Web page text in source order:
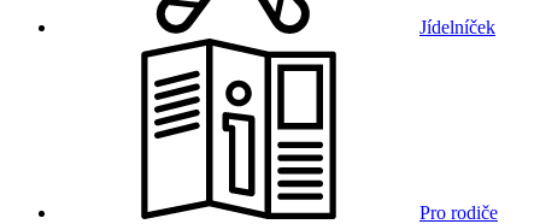
Jídelníček
Pro rodiče